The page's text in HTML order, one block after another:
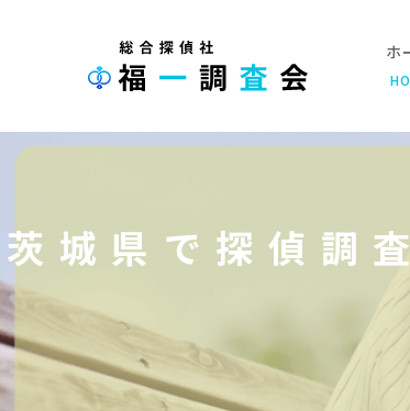
ホ
茨城県で探偵調